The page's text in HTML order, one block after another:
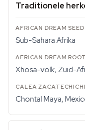
Traditionele
Sub-Sahara Afrika
Xhosa-volk, Zuid-
Chontal Maya,